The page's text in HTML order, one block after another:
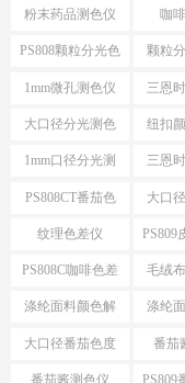
粉末药品测色仪 咖
PS808颗粒分光色
差仪
颗粒
1mm微孔测色仪 三恩
大口径分光测色
仪选型
纽扣
1mm口径分光测
色仪
三恩
PS808CT番茄色
差仪
大口
纹理色差仪 PS809
PS808C咖啡色差
仪
毛绒
涤纶面料颜色解
决方案
涤纶
大口径番茄色度
仪YS4582
番茄
番茄酱测色仪 PS809